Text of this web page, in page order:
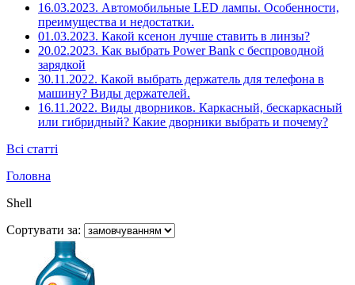
16.03.2023. Автомобильные LED лампы. Особенности,
преимущества и недостатки.
01.03.2023. Какой ксенон лучше ставить в линзы?
20.02.2023. Как выбрать Power Bank с беспроводной
зарядкой
30.11.2022. Какой выбрать держатель для телефона в
машину? Виды держателей.
16.11.2022. Виды дворников. Каркасный, бескаркасный
или гибридный? Какие дворники выбрать и почему?
Всі статті
Головна
Shell
Сортувати за: